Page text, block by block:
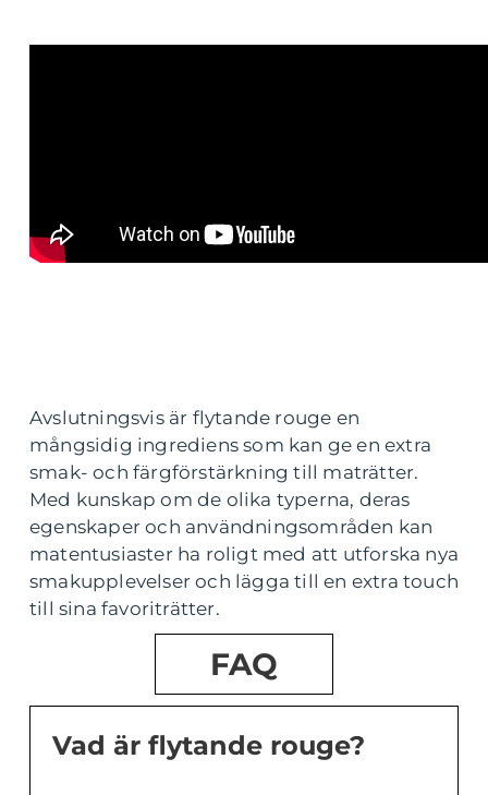
Avslutningsvis är flytande rouge en
mångsidig ingrediens som kan ge en extra
smak- och färgförstärkning till maträtter.
Med kunskap om de olika typerna, deras
egenskaper och användningsområden kan
matentusiaster ha roligt med att utforska nya
smakupplevelser och lägga till en extra touch
till sina favoriträtter.
FAQ
Vad är flytande rouge?